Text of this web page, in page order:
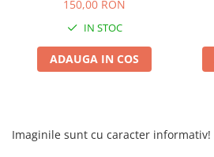
Tip Scuter
Kuba
Ztech
Acumulatori
150,00 RON
IN STOC
ADAUGA IN COS
Imaginile sunt cu caracter informativ!